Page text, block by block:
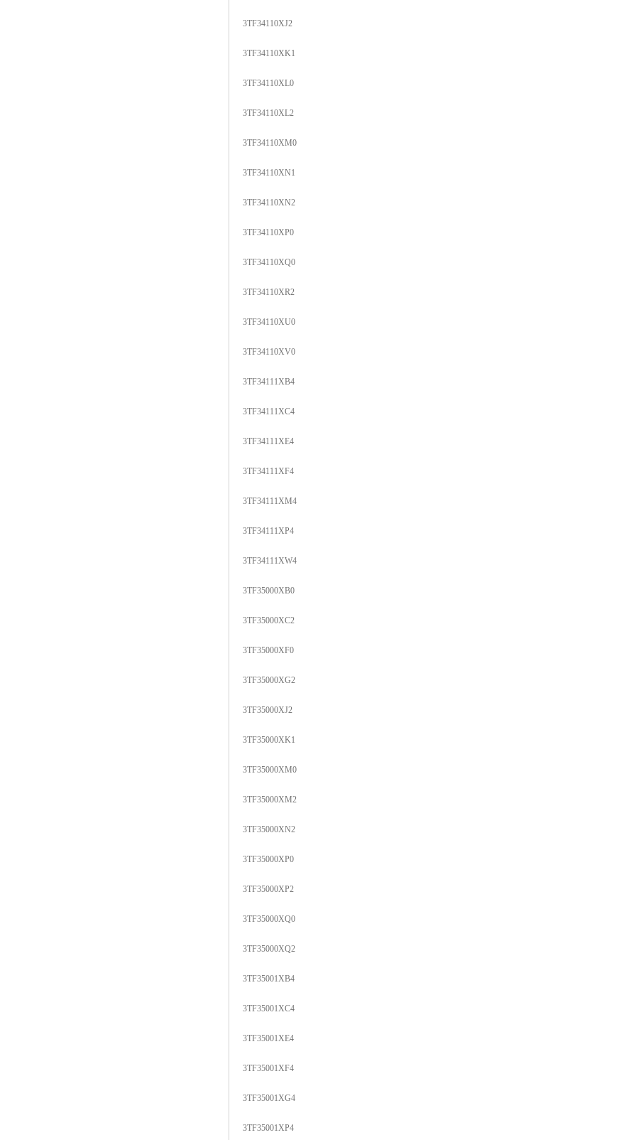
3TF34110XJ2
3TF34110XK1
3TF34110XL0
3TF34110XL2
3TF34110XM0
3TF34110XN1
3TF34110XN2
3TF34110XP0
3TF34110XQ0
3TF34110XR2
3TF34110XU0
3TF34110XV0
3TF34111XB4
3TF34111XC4
3TF34111XE4
3TF34111XF4
3TF34111XM4
3TF34111XP4
3TF34111XW4
3TF35000XB0
3TF35000XC2
3TF35000XF0
3TF35000XG2
3TF35000XJ2
3TF35000XK1
3TF35000XM0
3TF35000XM2
3TF35000XN2
3TF35000XP0
3TF35000XP2
3TF35000XQ0
3TF35000XQ2
3TF35001XB4
3TF35001XC4
3TF35001XE4
3TF35001XF4
3TF35001XG4
3TF35001XP4